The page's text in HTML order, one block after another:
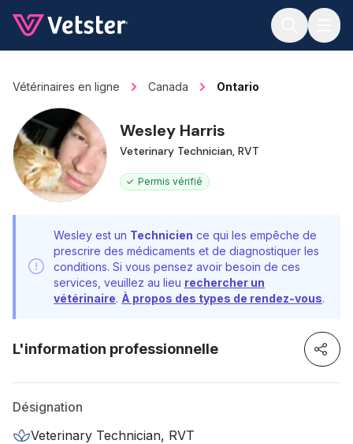
Vétérinaires en ligne Canada Ontario
Wesley Harris
Veterinary Technician, RVT
Permis vérifié
Wesley est un Technicien ce qui les empêche de
prescrire des médicaments et de diagnostiquer les
conditions. Si vous pensez avoir besoin de ces
services, veuillez au lieu rechercher un
vétérinaire. À propos des types de rendez-vous.
L'information professionnelle
Désignation
Veterinary Technician, RVT